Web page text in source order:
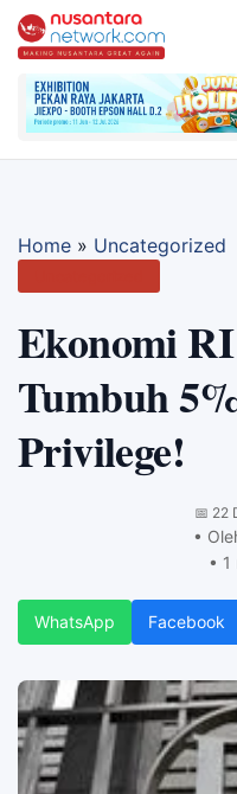
Home » Uncategorized
Ekonomi
Tumbuh
Privilege!
📅 22
•
• 1
WhatsApp Facebook